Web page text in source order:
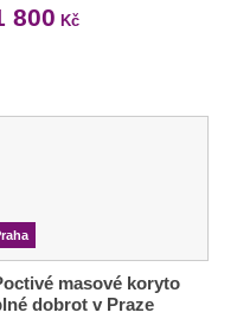
800 Kč
masové koryto
dobrot v Praze